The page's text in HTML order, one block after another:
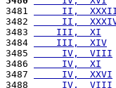
3481
II,
3482
II,
3483
    III,  XI
3484
    III,  XIV
3485
     IV,  VIII
3486
     IV,  XI
3487
     IV,  XXVI
3488
     IV,  VIII